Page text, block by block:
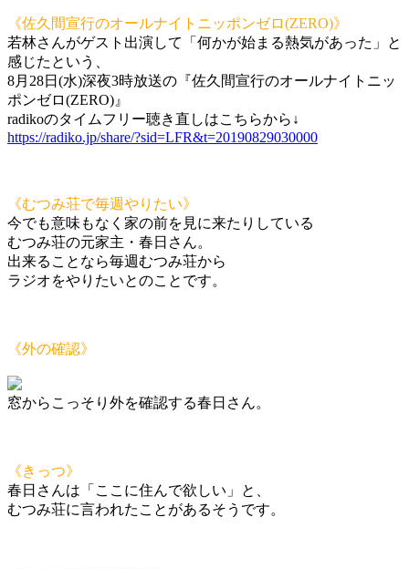
《佐久間宣行のオールナイトニッポンゼロ(ZERO)》
若林さんがゲスト出演して「何かが始まる熱気があった」と
感じたという、
8月28日(水)深夜3時放送の『佐久間宣行のオールナイトニッ
ポンゼロ(ZERO)』
radikoのタイムフリー聴き直しはこちらから↓
‪https://radiko.jp/share/?sid=LFR&t=20190829030000‬
《むつみ荘で毎週やりたい》
今でも意味もなく家の前を見に来たりしている
むつみ荘の元家主・春日さん。
出来ることなら毎週むつみ荘から
ラジオをやりたいとのことです。
《外の確認》
窓からこっそり外を確認する春日さん。
《きっつ》
春日さんは「ここに住んで欲しい」と、
むつみ荘に言われたことがあるそうです。